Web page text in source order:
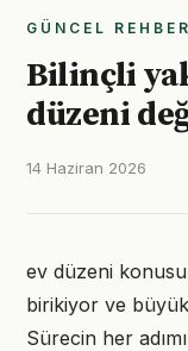
GÜNCEL REHBER
Bilinçli
düzeni
14 Haziran 2026
ev düzeni
birikiyor ve
Sürecin her